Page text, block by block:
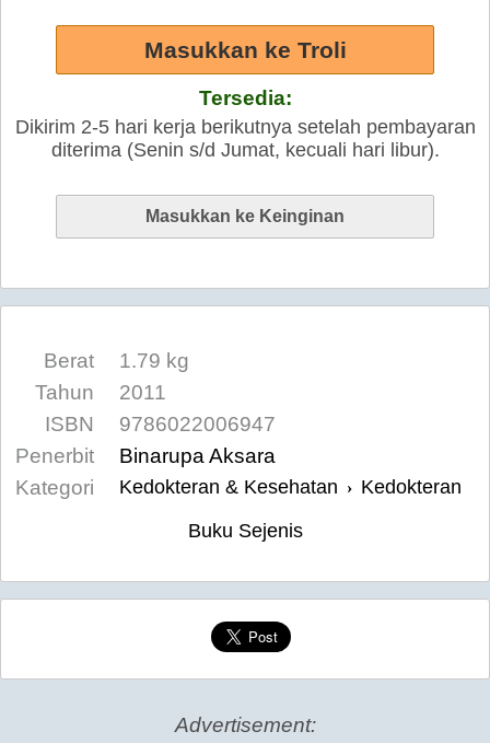
Tersedia:
Dikirim 2-5 hari kerja berikutnya setelah pembayaran
diterima (Senin s/d Jumat, kecuali hari libur).
Berat
1.79 kg
Tahun
2011
ISBN
9786022006947
Penerbit
Binarupa Aksara
Kategori
Kedokteran & Kesehatan › Kedokteran
Buku Sejenis
Advertisement: